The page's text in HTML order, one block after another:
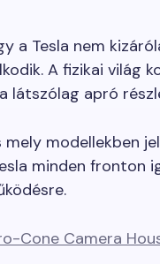
a Tesla nem
A fizikai világ
látszólag apró
modellekben
minden fronton
Cone Camera